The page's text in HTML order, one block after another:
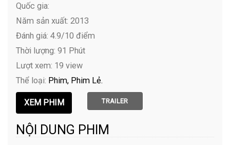
Quốc gia:
Năm sản xuất: 2013
Đánh giá: 4.9/10 điểm
Thời lượng: 91 Phút
Lượt xem: 19 view
Thể loại: Phim Phim Lẻ
TRAILER
NỘI DUNG PHIM